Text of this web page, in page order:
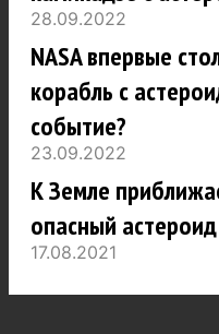
28.09.2022
NASA впервые
корабль с
событие?
23.09.2022
К Земле
опасный астероид
17.08.2021